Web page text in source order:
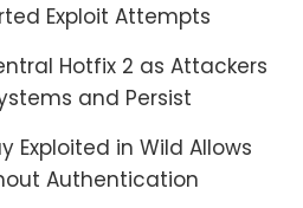
Exploit Attempts
Hotfix 2 as Attackers
and Persist
Exploited in Wild Allows
Authentication